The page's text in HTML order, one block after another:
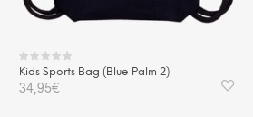
Kids Sports Bag (Blue Palm 2)
34,95€